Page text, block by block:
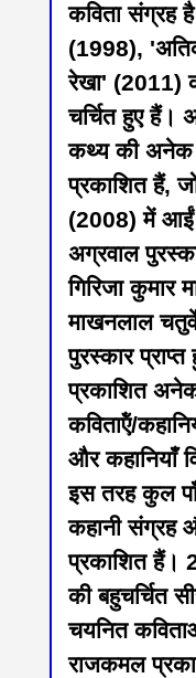
कविता संग्रह
(1998),
रेखा' (2011)
चर्चित हुए हैं।
कथ्य की अनेक
प्रकाशित हैं,
(2008) में
अग्रवाल
गिरिजा कुमार
माखनलाल
पुरस्‍कार
प्रकाशित
कविताऍं/
और कहानियाँ
इस तरह कुल
कहानी संग्रह
प्रकाशित हैं।
की बहुचर्चित
चयनित
राजकमल